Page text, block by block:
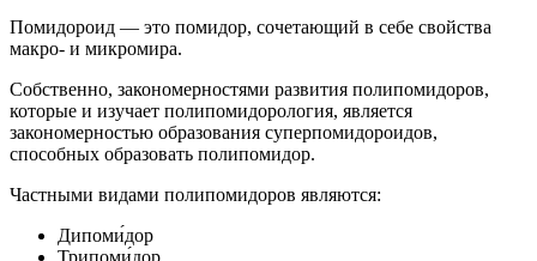
Помидороид — это помидор, сочетающий в себе свойства
макро- и микромира.
Собственно, закономерностями развития полипомидоров,
которые и изучает полипомидорология, является
закономерностью образования суперпомидороидов,
способных образовать полипомидор.
Частными видами полипомидоров являются:
Дипоми́дор
Трипоми́дор